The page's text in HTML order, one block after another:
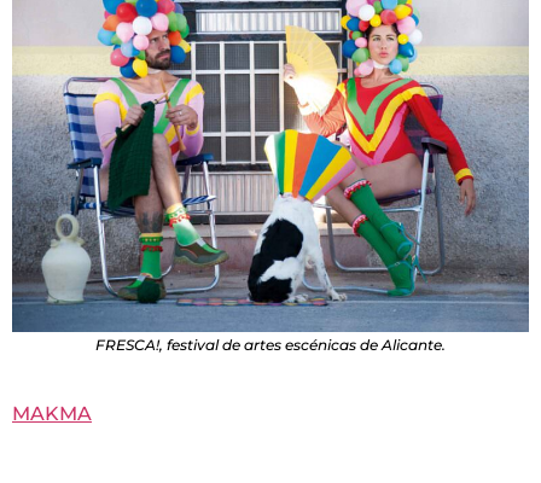
FRESCA!, festival de artes escénicas de Alicante.
MAKMA